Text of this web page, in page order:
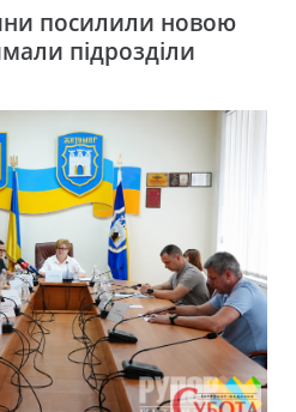
посилили новою
підрозділи